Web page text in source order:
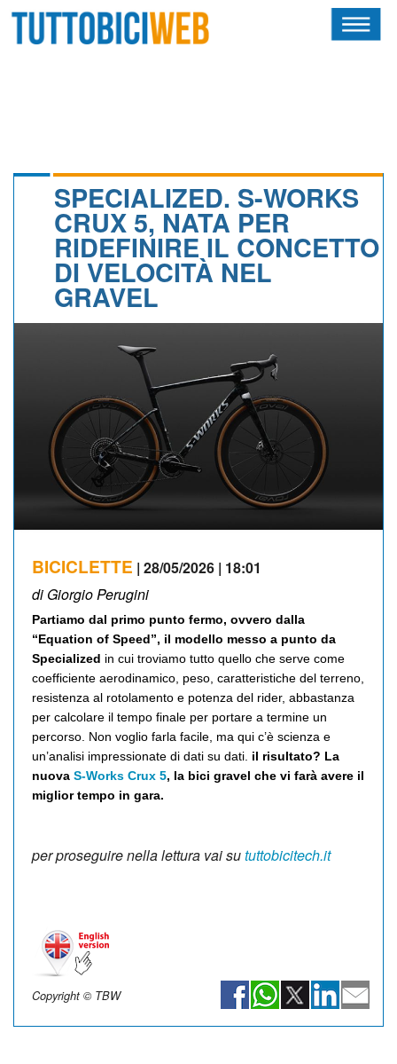
CALENDARIO
ALBI D'ORO
SPECIALIZED. S-WORKS
CRUX 5, NATA PER
RIDEFINIRE IL CONCETTO
DI VELOCITÀ NEL
GRAVEL
BICICLETTE | 28/05/2026 | 18:01
di Giorgio Perugini
Partiamo dal primo punto fermo, ovvero dalla
“Equation of Speed”, il modello messo a punto da
Specialized in cui troviamo tutto quello che serve come
coefficiente aerodinamico, peso, caratteristiche del terreno,
resistenza al rotolamento e potenza del rider, abbastanza
per calcolare il tempo finale per portare a termine un
percorso. Non voglio farla facile, ma qui c’è scienza e
un’analisi impressionate di dati su dati. il risultato? La
nuova S-Works Crux 5, la bici gravel che vi farà avere il
miglior tempo in gara.
per proseguire nella lettura vai sututtobicitech.it
Copyright © TBW